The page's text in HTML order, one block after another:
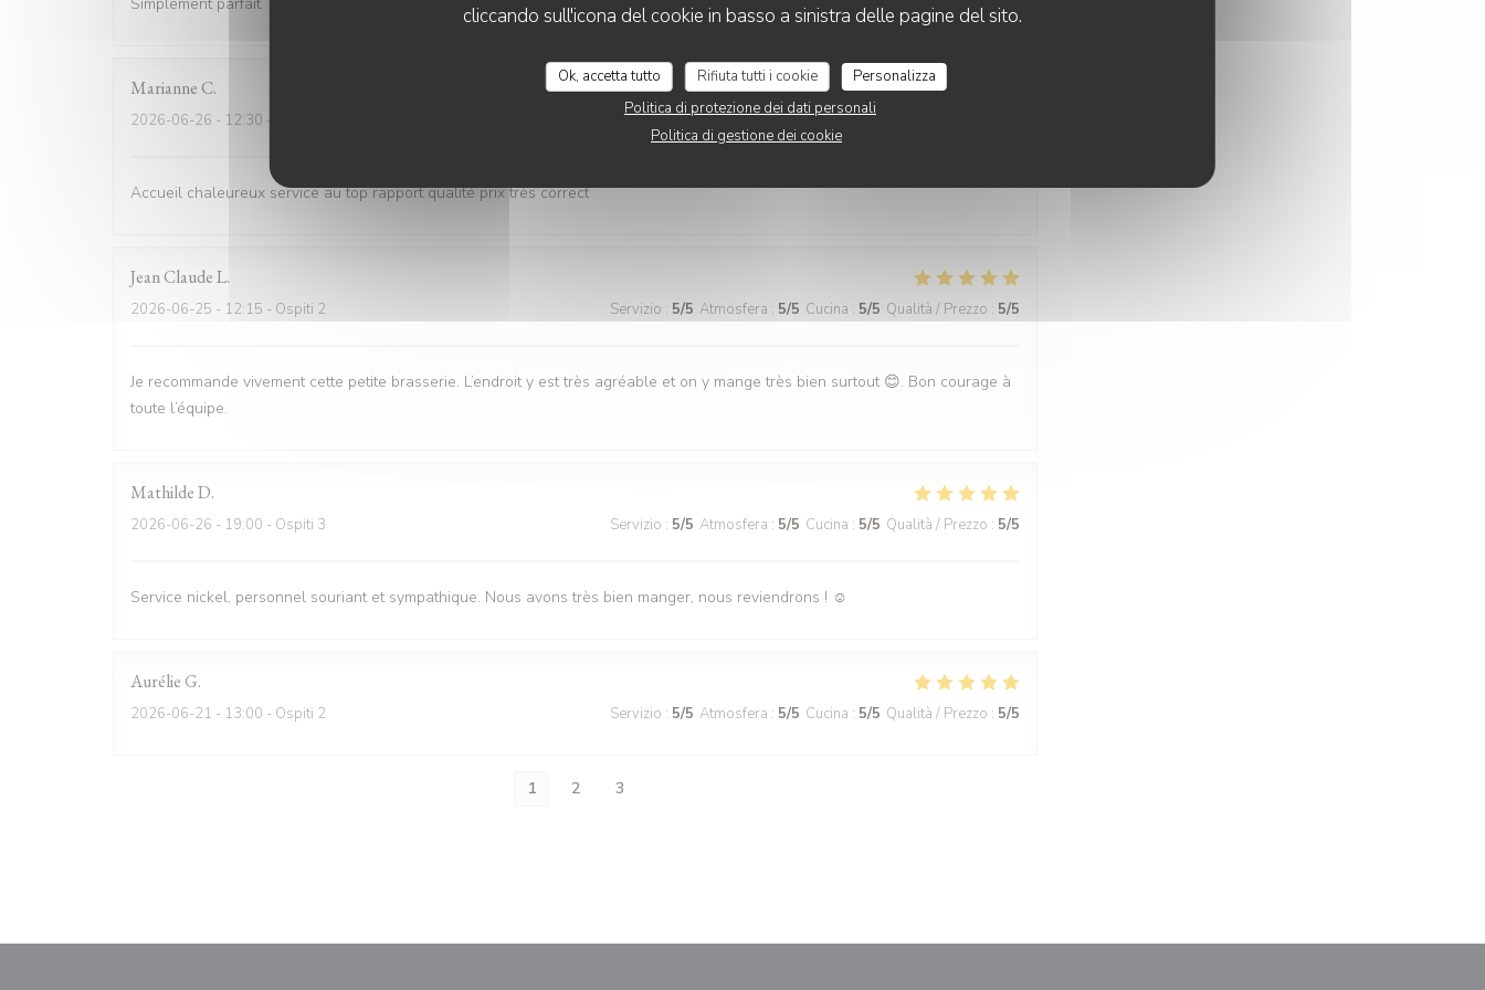
cliccando sull'icona del cookie in basso a sinistra delle pagine del sito.
Ok, accetta tutto Rifiuta tutti i cookie
Personalizza
Politica di protezione dei dati personali
Politica di gestione dei cookie
Marianne C
2026-06-26 - 12:30 - Ospiti 6 Servizio:5/5 Atmosfera:5/5 Cucina:5/5
Accueil chaleureux service au top rapport qualité prix très correct
Jean ClaudeL
2026-06-25 - 12:15 - Ospiti 2 Servizio : 5/5 Atmosfera : 5/5 Cucina : 5/5 Qualità / Prezzo : 5/5
Je recommande vivement cette petite brasserie. L’endroit y est très agréable et on y mange très bien surtout 😊. Bon courage à
toute l’équipe.
MathildeD
2026-06-26 - 19:00 - Ospiti 3 Servizio : 5/5 Atmosfera : 5/5 Cucina : 5/5 Qualità / Prezzo : 5/5
Service nickel, personnel souriant et sympathique. Nous avons très bien manger, nous reviendrons ! ☺️
AurélieG
2026-06-21 - 13:00 - Ospiti 2 Servizio : 5/5 Atmosfera : 5/5 Cucina : 5/5 Qualità / Prezzo : 5/5
1 2 3